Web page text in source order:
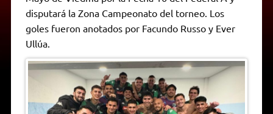
A
p
p
a
m
e
r
o
o
k
g
e
n
k
r
d
l
y
disputará la Zona Campeonato del torneo. Los
goles fueron anotados por Facundo Russo y Ever
Ullúa.